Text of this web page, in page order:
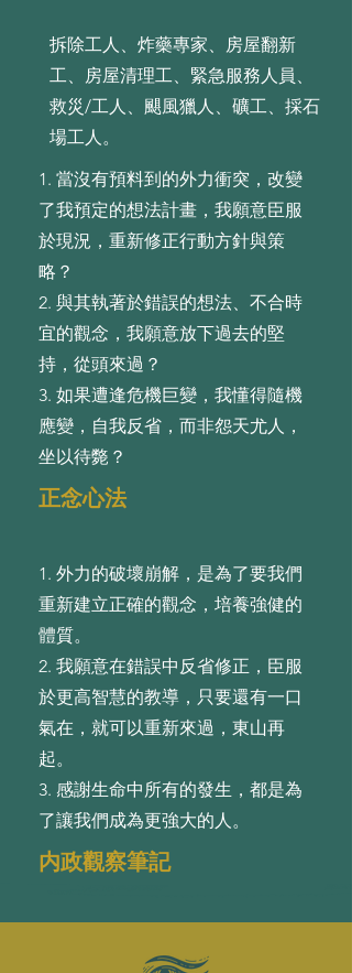
拆除工人、炸藥專家、房屋翻新
工、房屋清理工、緊急服務人員、
救災/工人、颶風獵人、礦工、採石
場工人。
1. 當沒有預料到的外⼒衝突，改變
了我預定的想法計畫，我願意⾂服
於現況，重新修正⾏動⽅針與策
略？
2. 與其執著於錯誤的想法、不合時
宜的觀念，我願意放下過去的堅
持，從頭來過？
3. 如果遭逢危機巨變，我懂得隨機
應變，⾃我反省，⽽⾮怨天尤⼈，
坐以待斃？
正念心法
1. 外⼒的破壞崩解，是為了要我們
重新建⽴正確的觀念，培養強健的
體質。
2. 我願意在錯誤中反省修正，⾂服
於更⾼智慧的教導，只要還有⼀⼝
氣在，就可以重新來過，東⼭再
起。
3. 感謝⽣命中所有的發⽣，都是為
了讓我們成為更強⼤的⼈。
内政觀察筆記